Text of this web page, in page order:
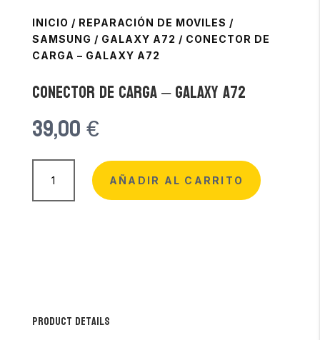
INICIO / REPARACIÓN DE MOVILES /
SAMSUNG / GALAXY A72 / CONECTOR DE
CARGA – GALAXY A72
Conector de Carga – Galaxy A72
39,00€
Conector
Carga
AÑADIR AL CARRITO
Product Details